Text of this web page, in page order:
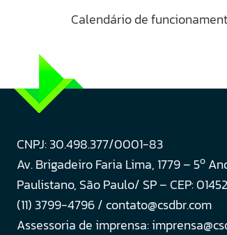
Calendário de
CNPJ: 30.498.377/0001-83
Av. Brigadeiro Faria Lima, 1779 – 5o
Paulistano, São Paulo/ SP – CEP:
(11) 3799-4796 / contato@csdbr.com
Assessoria de imprensa: